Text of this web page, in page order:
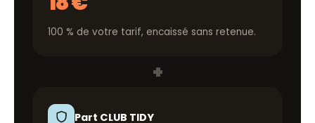
100 % de votre tarif, encaissé sans retenue.
+
Part CLUB TIDY